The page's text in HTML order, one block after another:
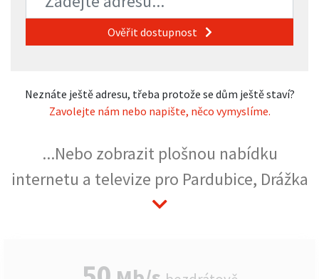
Ověřit dostupnost
Neznáte ještě adresu, třeba protože se dům ještě staví?
Zavolejte nám nebo napište, něco vymyslíme.
...Nebo zobrazit plošnou nabídku
internetu a televize pro Pardubice, Drážka